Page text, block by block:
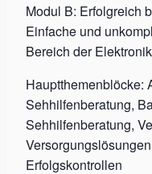
Modul B: Erfolgreich
Einfache und
Bereich der
Hauptthemenblöcke:
Sehhilfenberatung,
Sehhilfenberatung,
Erfolgskontrollen